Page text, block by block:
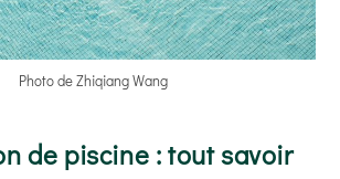
Photo de Zhiqiang Wang
de piscine : tout savoir